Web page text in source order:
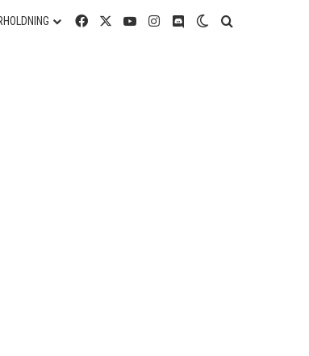
FacebookYouTubeInstagram
DiscordSwitch skin